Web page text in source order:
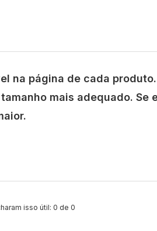
na página de cada
mais adequado. Se
isso útil: 0 de 0